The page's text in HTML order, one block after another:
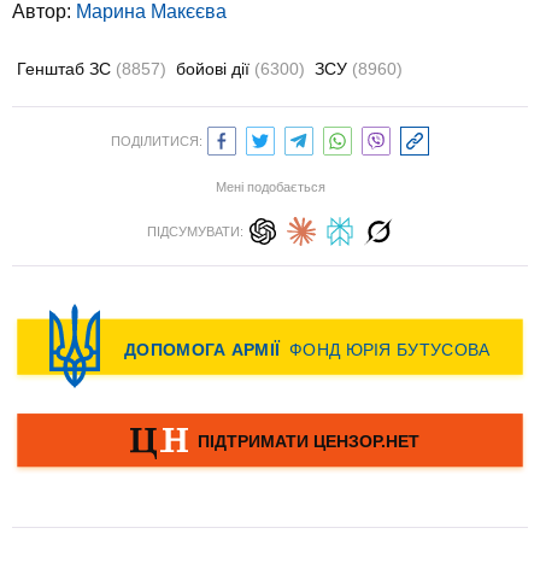
Автор: Марина Макєєва
Генштаб ЗС (8857) бойові дії (6300) ЗСУ (8960)
ПОДІЛИТИСЯ:
Мені подобається
ПІДСУМУВАТИ: